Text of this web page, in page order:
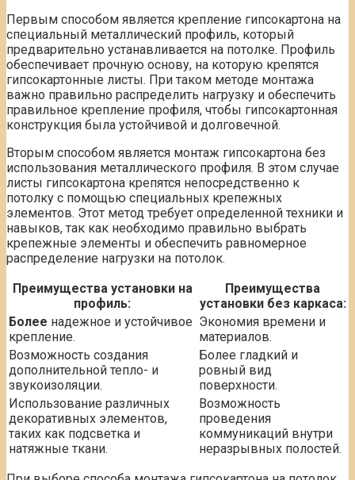
Первым способом является крепление гипсокартона на
специальный металлический профиль, который
предварительно устанавливается на потолке. Профиль
обеспечивает прочную основу, на которую крепятся
гипсокартонные листы. При таком методе монтажа
важно правильно распределить нагрузку и обеспечить
правильное крепление профиля, чтобы гипсокартонная
конструкция была устойчивой и долговечной.
Вторым способом является монтаж гипсокартона без
использования металлического профиля. В этом случае
листы гипсокартона крепятся непосредственно к
потолку с помощью специальных крепежных
элементов. Этот метод требует определенной техники и
навыков, так как необходимо правильно выбрать
крепежные элементы и обеспечить равномерное
распределение нагрузки на потолок.
Преимущества установки на
профиль:
Преимущества
установки без каркаса:
Более надежное и устойчивое
крепление.
Экономия времени и
материалов.
Возможность создания
дополнительной тепло- и
звукоизоляции.
Более гладкий и
ровный вид
поверхности.
Использование различных
декоративных элементов,
таких как подсветка и
натяжные ткани.
Возможность
проведения
коммуникаций внутри
неразрывных полостей.